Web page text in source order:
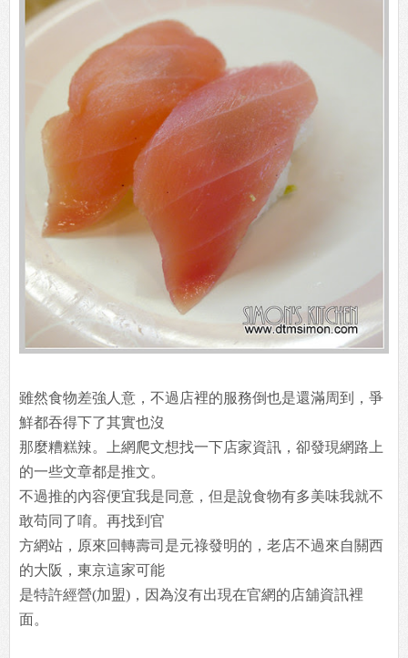
雖然食物差強人意，不過店裡的服務倒也是還滿周到，爭
鮮都吞得下了其實也沒
那麼糟糕辣。上網爬文想找一下店家資訊，卻發現網路上
的一些文章都是推文。
不過推的內容便宜我是同意，但是說食物有多美味我就不
敢苟同了唷。再找到官
方網站，原來回轉壽司是元祿發明的，老店不過來自關西
的大阪，東京這家可能
是特許經營(加盟)，因為沒有出現在官網的店舖資訊裡
面。